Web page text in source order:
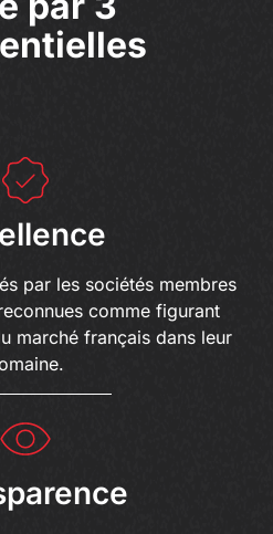
par les sociétés membres
comme figurant
marché français dans leur